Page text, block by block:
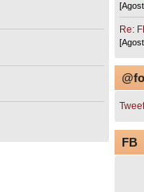
Re:
FB